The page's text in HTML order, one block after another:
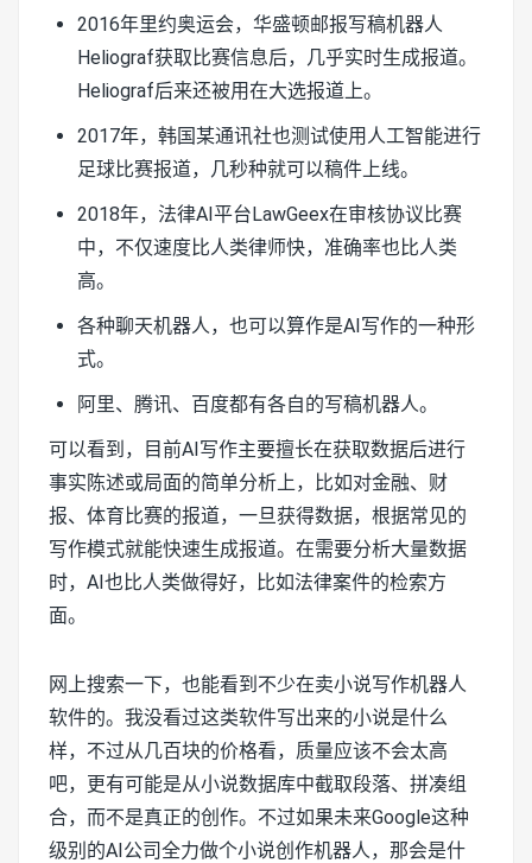
2016年里约奥运会，华盛顿邮报写稿机器人
Heliograf获取比赛信息后，几乎实时生成报道。
Heliograf后来还被用在大选报道上。
2017年，韩国某通讯社也测试使用人工智能进行
足球比赛报道，几秒种就可以稿件上线。
2018年，法律AI平台LawGeex在审核协议比赛
中，不仅速度比人类律师快，准确率也比人类
高。
各种聊天机器人，也可以算作是AI写作的一种形
式。
阿里、腾讯、百度都有各自的写稿机器人。
可以看到，目前AI写作主要擅长在获取数据后进行
事实陈述或局面的简单分析上，比如对金融、财
报、体育比赛的报道，一旦获得数据，根据常见的
写作模式就能快速生成报道。在需要分析大量数据
时，AI也比人类做得好，比如法律案件的检索方
面。
网上搜索一下，也能看到不少在卖小说写作机器人
软件的。我没看过这类软件写出来的小说是什么
样，不过从几百块的价格看，质量应该不会太高
吧，更有可能是从小说数据库中截取段落、拼凑组
合，而不是真正的创作。不过如果未来Google这种
级别的AI公司全力做个小说创作机器人，那会是什